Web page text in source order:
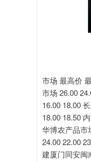
市场 最高价
市场 26.00
16.00 18.00
18.00 18.50
华博农产品市
24.00 22.00
建厦门同安闽